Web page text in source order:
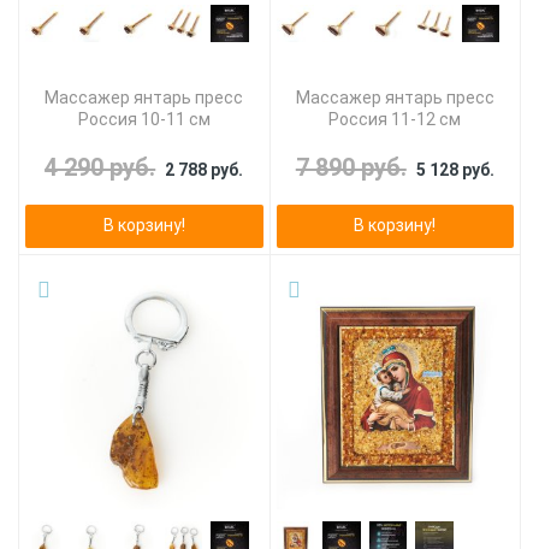
Массажер янтарь пресс
Россия 10-11 см
4 290 руб. 2 788 руб.
В корзину!
Массажер янтарь пресс
Россия 11-12 см
7 890 руб. 5 128 руб.
В корзину!